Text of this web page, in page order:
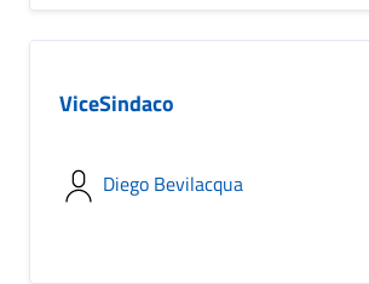
ViceSindaco
Diego Bevilacqua